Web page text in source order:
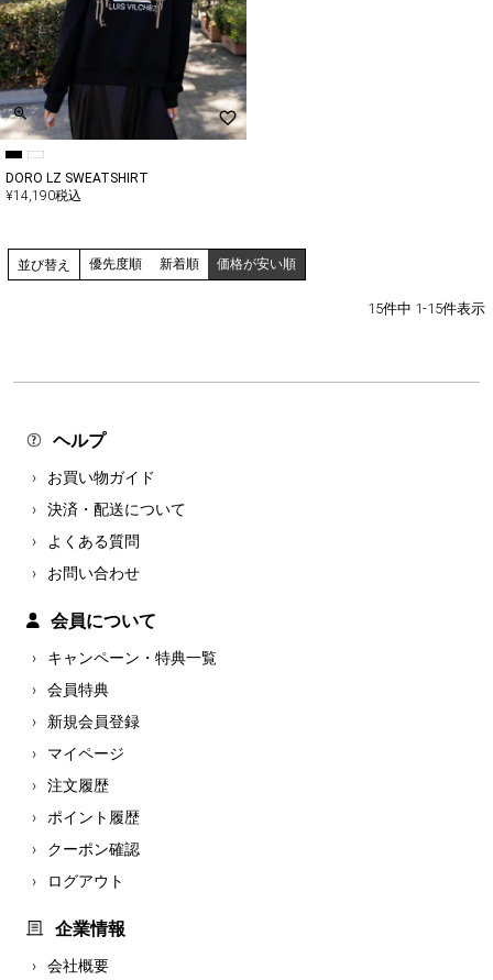
DORO LZ SWEATSHIRT
¥14,190税込
並び替え 優先度順 新着順 価格が安い順
15件中 1-15件表示
ヘルプ
お買い物ガイド
決済・配送について
よくある質問
お問い合わせ
会員について
キャンペーン・特典一覧
会員特典
新規会員登録
マイページ
注文履歴
ポイント履歴
クーポン確認
ログアウト
企業情報
会社概要